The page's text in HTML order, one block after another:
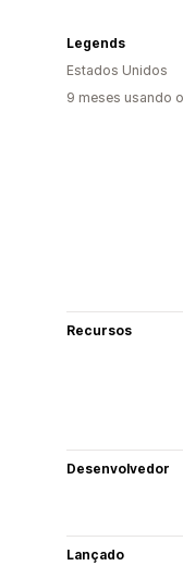
Legends
Estados Unidos
9 meses usando
Recursos
Desenvolvedor
Lançado